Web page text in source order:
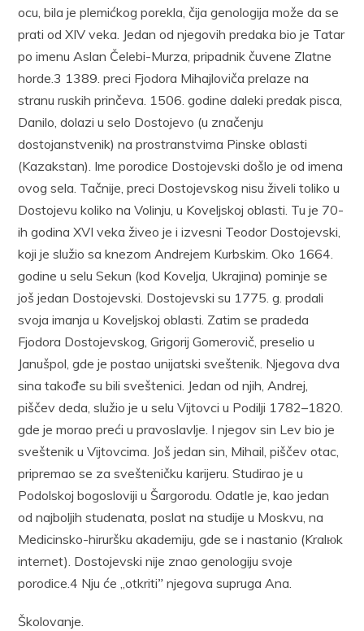
ocu, bila je plemićkog porekla, čija genologija može da se
prati od XIV veka. Jedan od njegovih predaka bio je Tatar
po imenu Aslan Čelebi-Murza, pripadnik čuvene Zlatne
horde.3 1389. preci Fjodora Mihajloviča prelaze na
stranu ruskih prinčeva. 1506. godine daleki predak pisca,
Danilo, dolazi u selo Dostojevo (u značenju
dostojanstvenik) na prostranstvima Pinske oblasti
(Kazakstan). Ime porodice Dostojevski došlo je od imena
ovog sela. Tačnije, preci Dostojevskog nisu živeli toliko u
Dostojevu koliko na Volinju, u Koveljskoj oblasti. Tu je 70-
ih godina XVI veka živeo je i izvesni Teodor Dostojevski,
koji je služio sa knezom Andrejem Kurbskim. Oko 1664.
godine u selu Sekun (kod Kovelja, Ukrajina) pominje se
još jedan Dostojevski. Dostojevski su 1775. g. prodali
svoja imanja u Koveljskoj oblasti. Zatim se pradeda
Fjodora Dostojevskog, Grigorij Gomerovič, preselio u
Janušpol, gde je postao unijatski sveštenik. Njegova dva
sina takođe su bili sveštenici. Jedan od njih, Andrej,
piščev deda, služio je u selu Vijtovci u Podilji 1782–1820.
gde je morao preći u pravoslavlje. I njegov sin Lev bio je
sveštenik u Vijtovcima. Još jedan sin, Mihail, piščev otac,
pripremao se za svešteničku karijeru. Studirao je u
Podolskoj bogosloviji u Šargorodu. Odatle je, kao jedan
od najboljih studenata, poslat na studije u Moskvu, na
Medicinsko-hiruršku akademiju, gde se i nastanio (Kralюk
internet). Dostojevski nije znao genologiju svoje
porodice.4 Nju će „otkritiˮ njegova supruga Ana.
Školovanje.